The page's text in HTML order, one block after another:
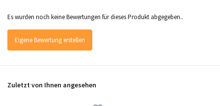
Es wurden noch keine Bewertungen für dieses Produkt abgegeben..
Eigene Bewertung erstellen
Zuletzt von Ihnen angesehen